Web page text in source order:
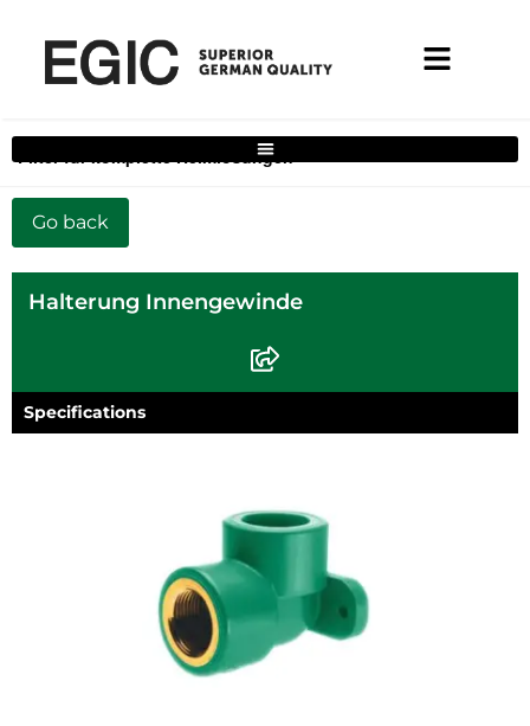
Filter für komplette Heimlösungen
Halterung Innengewinde
Specifications